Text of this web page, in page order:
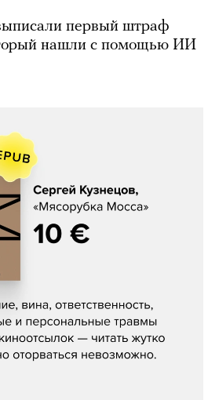
первый штраф
нашли с помощью ИИ
«Мясорубка